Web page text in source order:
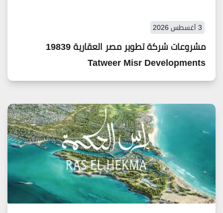
3 أغسطس 2026
مشروعات شركة تطوير مصر العقارية 19839
Tatweer Misr Developments